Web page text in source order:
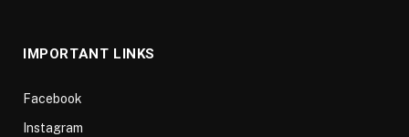
IMPORTANT LINKS
Facebook
Instagram